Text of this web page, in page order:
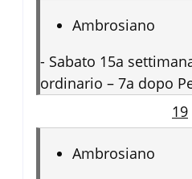
Ambrosiano
- Sabato 15a
ordinario – 7a dopo
19
Ambrosiano